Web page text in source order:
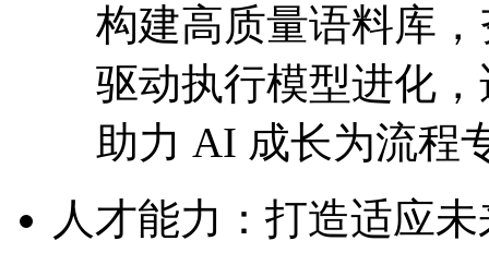
构建高质量语料库
驱动执行模型进化
助力 AI 成长为流程专
人才能力：打造适应